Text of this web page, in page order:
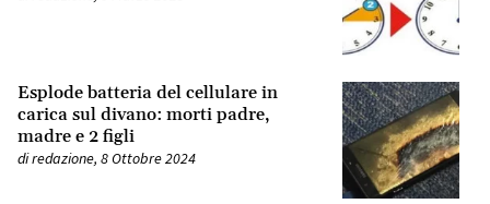
Esplode batteria del cellulare in
carica sul divano: morti padre,
madre e 2 figli
diredazione, 8 Ottobre 2024